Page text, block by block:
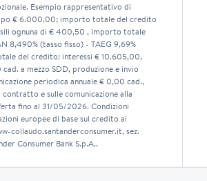
Esempio rappresentativo di
€ 6.000,00; importo totale del credito
ognuna di € 400,50 , importo totale
8,490% (tasso fisso) - TAEG 9,69%
del credito: interessi € 10.605,00,
a mezzo SDD, produzione e invio
periodica annuale € 0,00 cad.,
e sulle comunicazione alla
fino al 31/05/2026. Condizioni
europee di base sul credito ai
collaudo.santanderconsumer.it, sez.
Consumer Bank S.p.A..